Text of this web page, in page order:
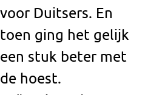
voor Duitsers. En
toen ging het gelijk
een stuk beter met
de hoest.